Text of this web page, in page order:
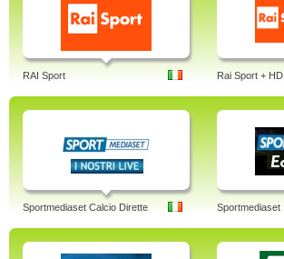
RAI Sport Rai Sport + HD
Sportmediaset Calcio Dirette Sportmediaset